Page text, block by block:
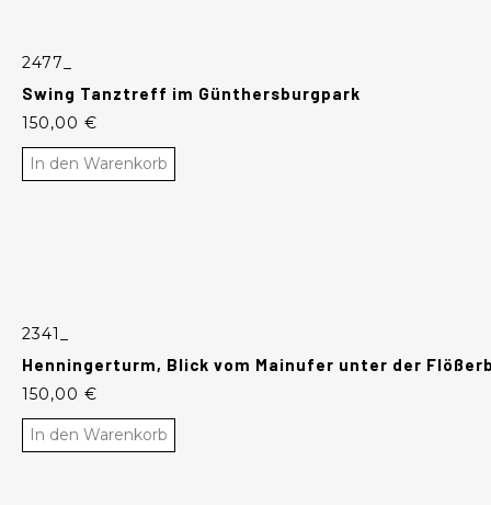
2477_
Swing Tanztreff im Günthersburgpark
150,00 €
In den Warenkorb
2341_
Henningerturm, Blick vom Mainufer unter der
150,00 €
In den Warenkorb